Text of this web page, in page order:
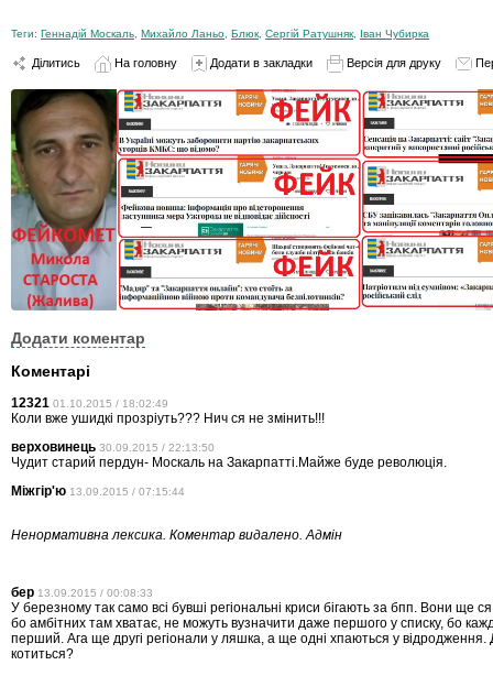
Теги: Геннадій Москаль Михайло Ланьо Блюк Сергій Ратушняк Іван Чубирка
Ділитись На головну Додати в закладки Версія для друку
Додати коментар
Коментарі
12321 01.10.2015 / 18:02:49
Коли вже ушидкi прозрiуть??? Нич ся не змiнить!!!
верховинець 30.09.2015 / 22:13:50
Чудит старий пердун- Москаль на Закарпатті.Майже буде революція.
Міжгір'ю 13.09.2015 / 07:15:44
Ненормативна лексика. Коментар видалено. Адмін
бер 13.09.2015 / 00:08:33
У березному так само всі бувші регіональні криси бігають за бпп. Вони ще ся
бо амбітних там хватає, не можуть вузначити даже першого у списку, бо
перший. Ага ще другі регіонали у ляшка, а ще одні хпаються у відродження.
котиться?